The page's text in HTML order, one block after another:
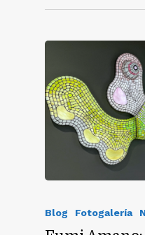
Blog Fotogalería